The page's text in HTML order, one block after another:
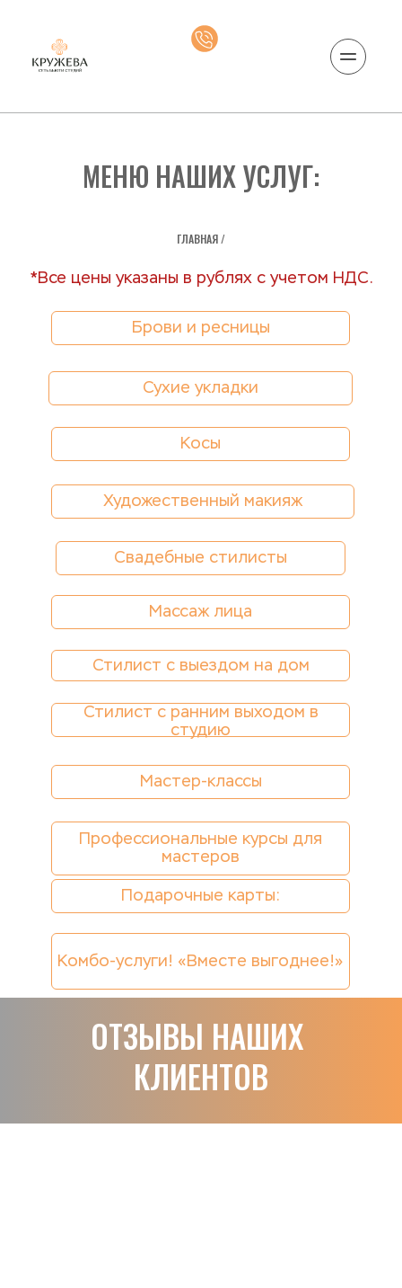
МЕНЮ НАШИХ УСЛУГ:
ГЛАВНАЯ /
*Все цены указаны в рублях с учетом НДС.
Брови и ресницы
Сухие укладки
Косы
Художественный макияж
Свадебные стилисты
Массаж лица
Стилист с выездом на дом
Стилист с ранним выходом в
студию
Мастер-классы
Профессиональные курсы для
мастеров
Подарочные карты:
Комбо-услуги! «Вместе выгоднее!»
ОТЗЫВЫ НАШИХ
КЛИЕНТОВ